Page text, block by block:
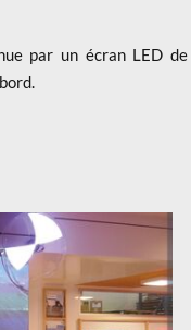
par un écran LED de